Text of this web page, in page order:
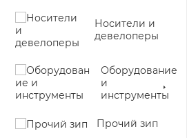
Носители и
девелоперы
Оборудование
и
инструменты
Прочий зип